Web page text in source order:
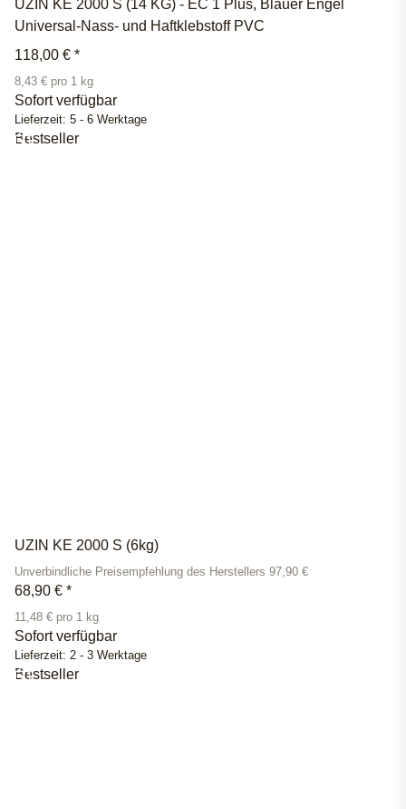
UZIN KE 2000 S (14 KG) - EC 1 Plus, Blauer Engel
Universal-Nass- und Haftklebstoff PVC
118,00 € *
8,43 € pro 1 kg
Sofort verfügbar
Lieferzeit: 5 - 6 Werktage
Bestseller
UZIN KE 2000 S (6kg)
Unverbindliche Preisempfehlung des Herstellers 97,90 €
68,90 € *
11,48 € pro 1 kg
Sofort verfügbar
Lieferzeit: 2 - 3 Werktage
Bestseller